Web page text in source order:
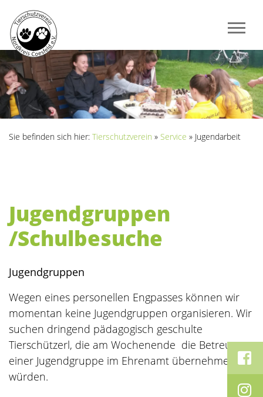
Sie befinden sich hier: Tierschutzverein » Service » Jugendarbeit
Jugendgruppen
/Schulbesuche
Jugendgruppen
Wegen eines personellen Engpasses können wir
momentan keine Jugendgruppen organisieren. Wir
suchen dringend pädagogisch geschulte
Tierschützerl, die am Wochenende die Betreuung
einer Jugendgruppe im Ehrenamt übernehmen
würden.